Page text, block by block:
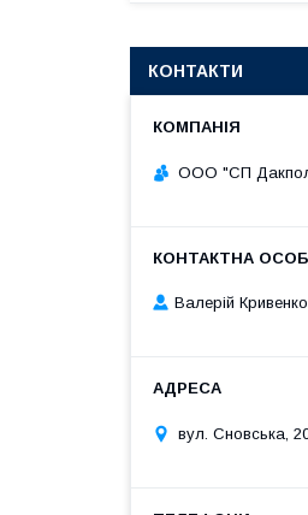
КОНТАКТИ
ООО "СП
Валерій Кривенко
вул. Сновська,